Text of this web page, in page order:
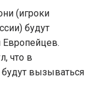
(игроки
будут
Европейцев.
что в
вызываться